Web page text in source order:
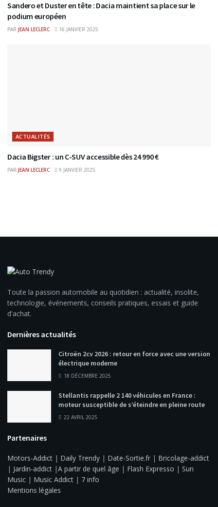
Sandero et Duster en tête : Dacia maintient sa place sur le
podium européen
PAR JEAN LECLERC 16 JANVIER 2025
ACTUALITÉS
Dacia Bigster : un C-SUV accessible dès 24 990 €
PAR JEAN LECLERC 9 JANVIER 2025
Toute la passion automobile au quotidien : actualité, insolite,
technologie, événements, conseils pratiques, essais et guide
d'achat.
Dernières actualités
Citroën 2cv 2026 : retour en force avec une version
électrique moderne
18 DÉCEMBRE 2025
Stellantis rappelle 2 140 véhicules en France :
moteur susceptible de s’éteindre en pleine route
22 AVRIL 2025
Partenaires
Motors-Addict | Daily Trendy | Date-Sortie.fr | Bricolage-addict
| Jardin-addict |A partir de quel âge | Flash Expresso | Sun
Music | Music Addict | 7 info
Mentions légales